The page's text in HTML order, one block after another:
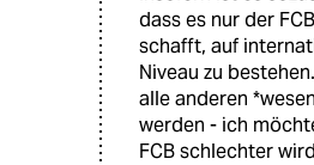
dass es nur der
schafft, auf
Niveau zu
alle anderen
werden - ich
FCB schlechter